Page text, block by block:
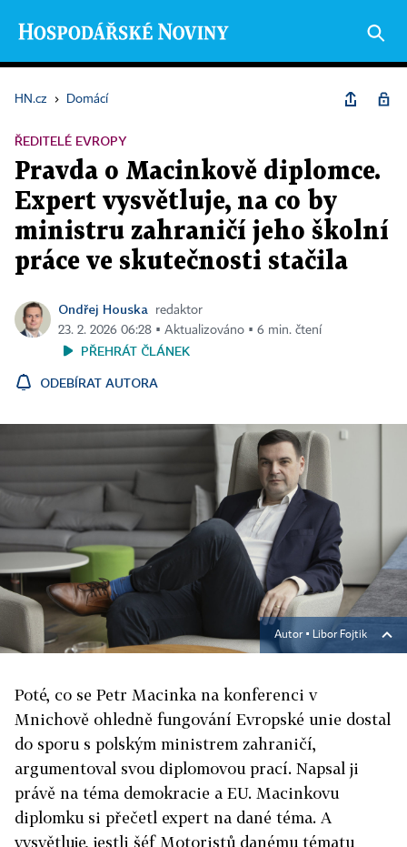
HN.cz › Domácí
ŘEDITELÉ EVROPY
Pravda o Macinkově diplomce.
Expert vysvětluje, na co by
ministru zahraničí jeho školní
práce ve skutečnosti stačila
Ondřej Houska
redaktor
23. 2. 2026 06:28 ▪ Aktualizováno ▪ 6 min. čtení
PŘEHRÁT ČLÁNEK
ODEBÍRAT AUTORA
Autor ▪ Libor Fojtik
Poté, co se Petr Macinka na konferenci v
Mnichově ohledně fungování Evropské unie dostal
do sporu s polským ministrem zahraničí,
argumentoval svou diplomovou prací. Napsal ji
právě na téma demokracie a EU. Macinkovu
diplomku si přečetl expert na dané téma. A
vysvětluje, jestli šéf Motoristů danému tématu